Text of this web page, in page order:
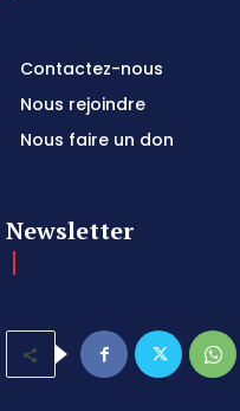
Contactez-nous
Nous rejoindre
Nous faire un don
Newsletter